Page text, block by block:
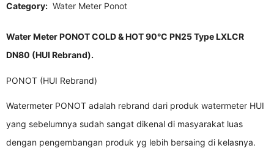
Category: Water Meter Ponot
Water Meter PONOT COLD & HOT 90°C PN25 Type LXLCR
DN80 (HUI Rebrand).
PONOT (HUI Rebrand)
Watermeter PONOT adalah rebrand dari produk watermeter HUI
yang sebelumnya sudah sangat dikenal di masyarakat luas
dengan pengembangan produk yg lebih bersaing di kelasnya.